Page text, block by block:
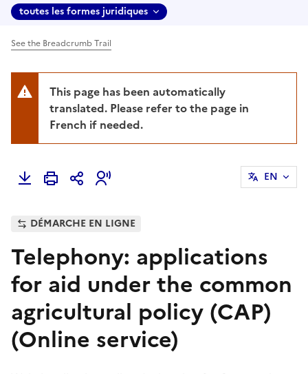
toutes les formes juridiques
See the Breadcrumb Trail
This page has been automatically
translated. Please refer to the page in
French if needed.
EN
DÉMARCHE EN LIGNE
Telephony: applications
for aid under the common
agricultural policy (CAP)
(Online service)